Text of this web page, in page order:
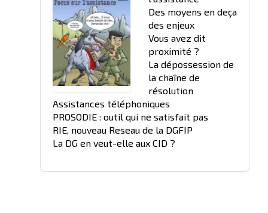
Des moyens en deça
des enjeux
Vous avez dit
proximité ?
La dépossession de
la chaîne de
résolution
Assistances téléphoniques
PROSODIE : outil qui ne satisfait pas
RIE, nouveau Reseau de la DGFIP
La DG en veut-elle aux CID ?